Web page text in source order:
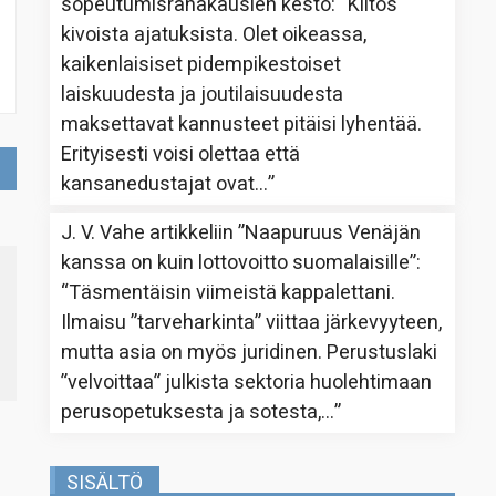
kivoista ajatuksista. Olet oikeassa,
kaikenlaisiset pidempikestoiset
laiskuudesta ja joutilaisuudesta
maksettavat kannusteet pitäisi lyhentää.
Erityisesti voisi olettaa että
kansanedustajat ovat…”
J. V. Vahe artikkeliin”Naapuruus Venäjän
kanssa on kuin lottovoitto suomalaisille”:
“Täsmentäisin viimeistä kappalettani.
Ilmaisu ”tarveharkinta” viittaa järkevyyteen,
mutta asia on myös juridinen. Perustuslaki
”velvoittaa” julkista sektoria huolehtimaan
perusopetuksesta ja sotesta,…”
SISÄLTÖ